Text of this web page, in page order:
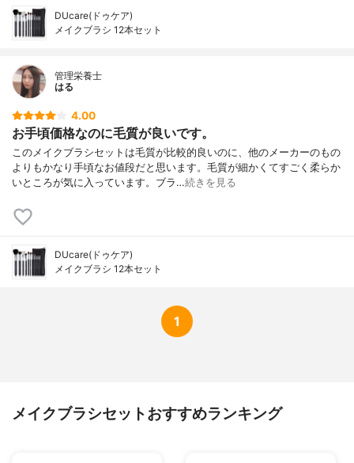
DUcare(ドゥケア)
メイクブラシ 12本セット
管理栄養士
はる
4.00
お手頃価格なのに毛質が良いです。
このメイクブラシセットは毛質が比較的良いのに、他のメーカーのもの
よりもかなり手頃なお値段だと思います。毛質が細かくてすごく柔らか
いところが気に入っています。ブラ…続きを見る
DUcare(ドゥケア)
メイクブラシ 12本セット
1
メイクブラシセットおすすめランキング